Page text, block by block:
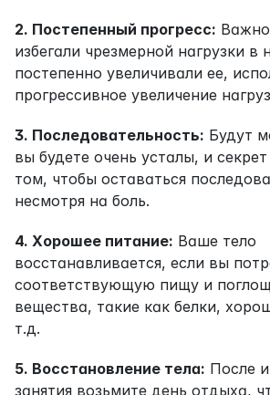
2. Постепенный прогресс:
избегали чрезмерной нагрузки в
постепенно увеличивали ее,
прогрессивное увеличение
3. Последовательность: Будут
вы будете очень усталы, и
том, чтобы оставаться
несмотря на боль.
4. Хорошее питание: Ваше тело
восстанавливается, если вы
соответствующую пищу и
вещества, такие как белки,
т.д.
5. Восстановление тела: После
занятия возьмите день отдыха,